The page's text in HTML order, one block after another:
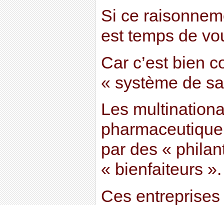
Si ce
est temps de
Car c’est bien
« système de
Les
par des «
« bienfaiteurs ».
Ces